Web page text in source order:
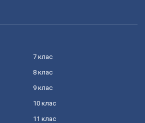
7 клас
8 клас
9 клас
10 клас
11 клас